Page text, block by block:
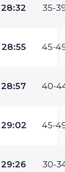
28:32 35-
28:55 45-
28:57 40-
29:02 45-
29:26 30-